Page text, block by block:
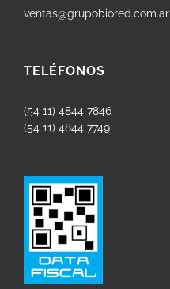
ventas@grupobiored.com.ar
TELÉFONOS
(54 11) 4844 7846
(54 11) 4844 7749